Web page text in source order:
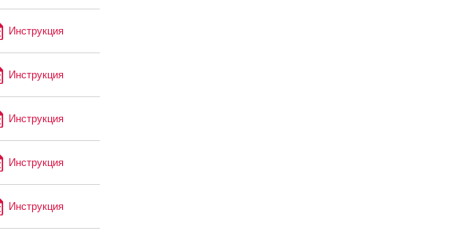
Инструкция
Инструкция
Инструкция
Инструкция
Инструкция